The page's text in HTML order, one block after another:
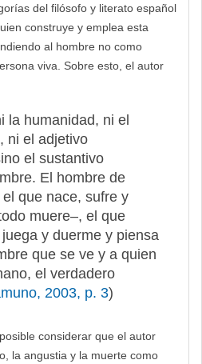
del filósofo y literato español
construye y emplea esta
al hombre no como
viva. Sobre esto, el autor
la humanidad, ni el
ni el adjetivo
el sustantivo
El hombre de
que nace, sufre y
muere–, el que
y duerme y piensa
que se ve y a quien
el verdadero
2003, p. 3)
considerar que el autor
la angustia y la muerte como